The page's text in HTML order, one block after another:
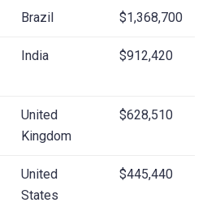
Brazil $1,368,700
India $912,420
United
Kingdom
$628,510
United
States
$445,440